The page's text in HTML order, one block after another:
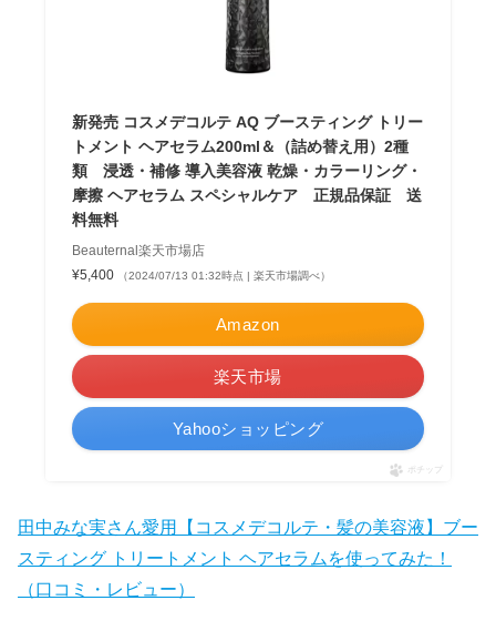
新発売 コスメデコルテ AQ ブースティング トリー
トメント ヘアセラム200ml＆（詰め替え用）2種
類 浸透・補修 導入美容液 乾燥・カラーリング・
摩擦 ヘアセラム スペシャルケア 正規品保証 送
料無料
Beauternal楽天市場店
¥5,400
（2024/07/13 01:32時点 | 楽天市場調べ）
Amazon
楽天市場
Yahooショッピング
ポチップ
田中みな実さん愛用【コスメデコルテ・髪の美容液】ブー
スティング トリートメント ヘアセラムを使ってみた！
（口コミ・レビュー）